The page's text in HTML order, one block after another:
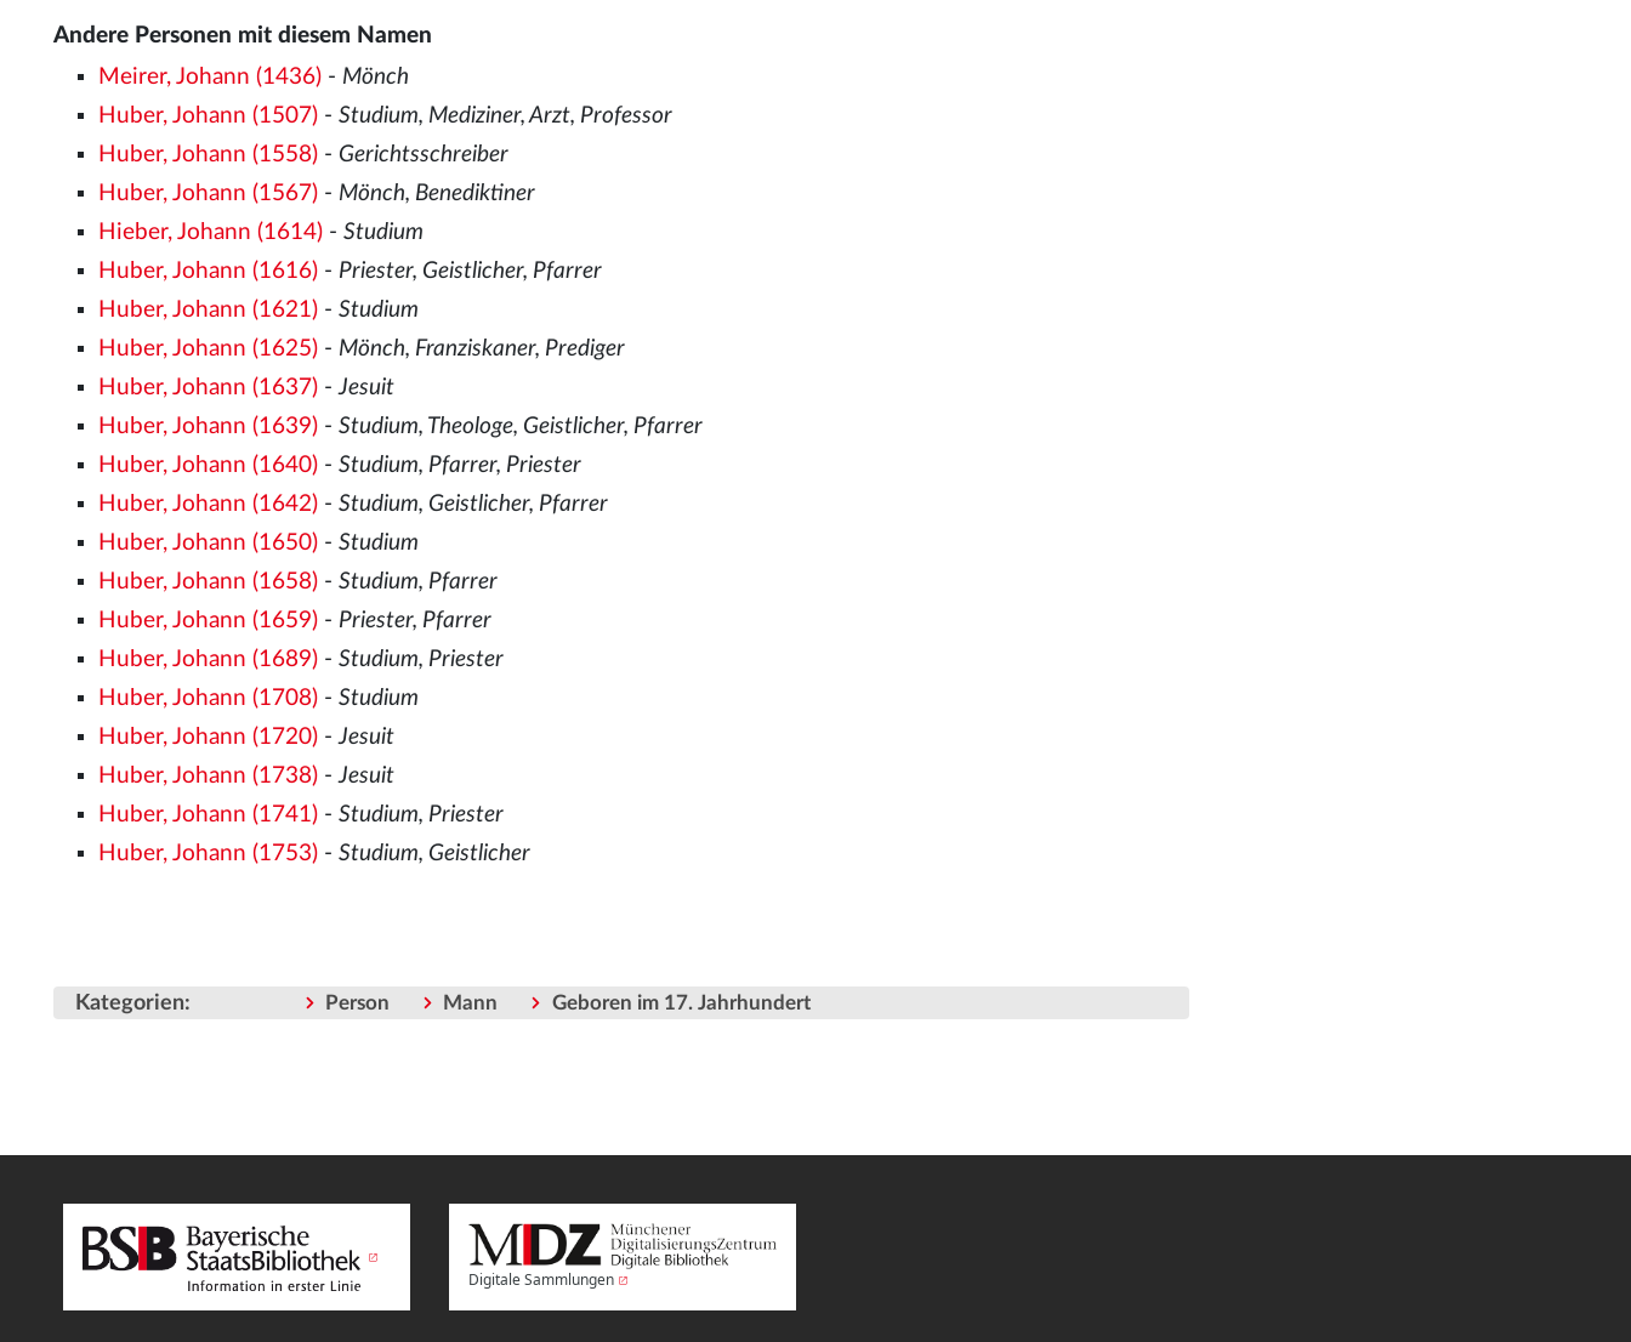
Andere Personen mit diesem Namen
Meirer, Johann (1436) - Mönch
Huber, Johann (1507) -Studium, Mediziner, Arzt, Professor
Huber, Johann (1558) - Gerichtsschreiber
Huber, Johann (1567) - Mönch, Benediktiner
Hieber, Johann (1614) -Studium
Huber, Johann (1616) - Priester, Geistlicher, Pfarrer
Huber, Johann (1621) -Studium
Huber, Johann (1625) - Mönch, Franziskaner, Prediger
Huber, Johann (1637) -Jesuit
Huber, Johann (1639) -Studium, Theologe, Geistlicher, Pfarrer
Huber, Johann (1640) -Studium, Pfarrer, Priester
Huber, Johann (1642) -Studium, Geistlicher, Pfarrer
Huber, Johann (1650) -Studium
Huber, Johann (1658) -Studium, Pfarrer
Huber, Johann (1659) - Priester, Pfarrer
Huber, Johann (1689) -Studium, Priester
Huber, Johann (1708) -Studium
Huber, Johann (1720) -Jesuit
Huber, Johann (1738) -Jesuit
Huber, Johann (1741) -Studium, Priester
Huber, Johann (1753) -Studium, Geistlicher
Kategorien: Person Mann Geboren im 17. Jahrhundert
Digitale Sammlungen